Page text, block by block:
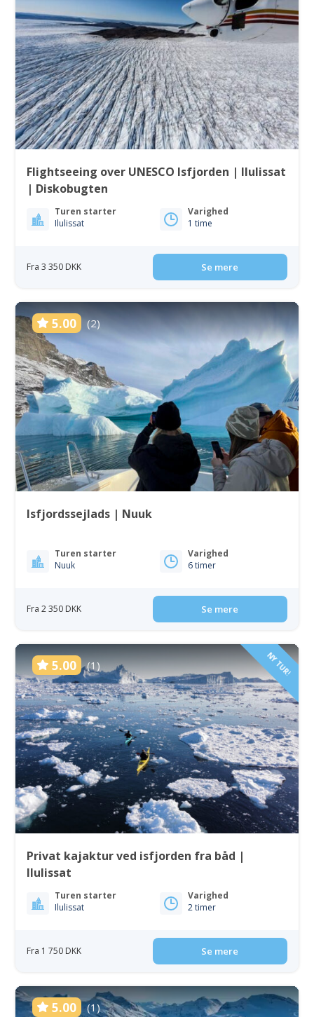
Flightseeing over UNESCO Isfjorden | Ilulissat
| Diskobugten
Turen starter
Ilulissat
Varighed
1 time
Fra 3 350 DKK Se mere
5.00 (2)
Isfjordssejlads | Nuuk
Turen starter
Nuuk
Varighed
6 timer
Fra 2 350 DKK Se mere
5.00 (1) NY TUR!
Privat kajaktur ved isfjorden fra båd |
Ilulissat
Turen starter
Ilulissat
Varighed
2 timer
Fra 1 750 DKK Se mere
5.00 (1)